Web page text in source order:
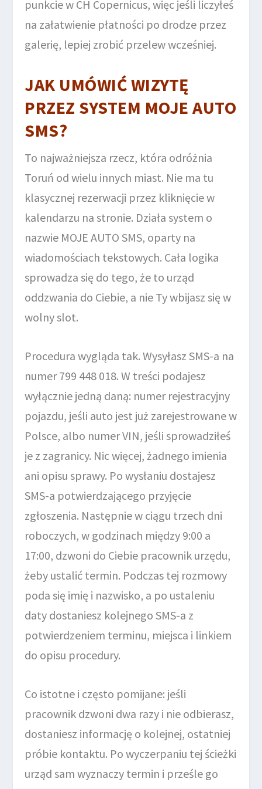
punkcie w CH Copernicus, więc jeśli liczyłeś
na załatwienie płatności po drodze przez
galerię, lepiej zrobić przelew wcześniej.
JAK UMÓWIĆ WIZYTĘ
PRZEZ SYSTEM MOJE AUTO
SMS?
To najważniejsza rzecz, która odróżnia
Toruń od wielu innych miast. Nie ma tu
klasycznej rezerwacji przez kliknięcie w
kalendarzu na stronie. Działa system o
nazwie MOJE AUTO SMS, oparty na
wiadomościach tekstowych. Cała logika
sprowadza się do tego, że to urząd
oddzwania do Ciebie, a nie Ty wbijasz się w
wolny slot.
Procedura wygląda tak. Wysyłasz SMS-a na
numer 799 448 018. W treści podajesz
wyłącznie jedną daną: numer rejestracyjny
pojazdu, jeśli auto jest już zarejestrowane w
Polsce, albo numer VIN, jeśli sprowadziłeś
je z zagranicy. Nic więcej, żadnego imienia
ani opisu sprawy. Po wysłaniu dostajesz
SMS-a potwierdzającego przyjęcie
zgłoszenia. Następnie w ciągu trzech dni
roboczych, w godzinach między 9:00 a
17:00, dzwoni do Ciebie pracownik urzędu,
żeby ustalić termin. Podczas tej rozmowy
poda się imię i nazwisko, a po ustaleniu
daty dostaniesz kolejnego SMS-a z
potwierdzeniem terminu, miejsca i linkiem
do opisu procedury.
Co istotne i często pomijane: jeśli
pracownik dzwoni dwa razy i nie odbierasz,
dostaniesz informację o kolejnej, ostatniej
próbie kontaktu. Po wyczerpaniu tej ścieżki
urząd sam wyznaczy termin i prześle go